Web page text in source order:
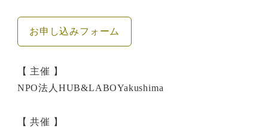
お申し込みフォーム
【 主催 】
NPO法人HUB&LABOYakushima
【 共催 】